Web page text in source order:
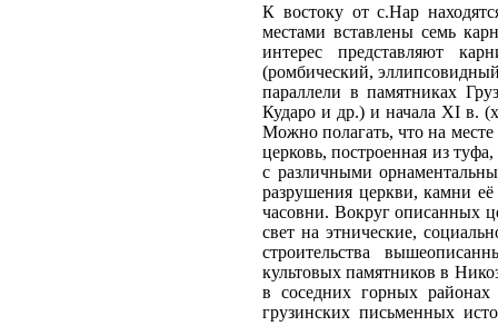
К востоку от с.Нар
местами вставлены семь
интерес представляют
(ромбический,
параллели в памятниках
Кударо и др.) и начала XI в.
Можно полагать, что на
церковь, построенная из
с различными
разрушения церкви, камни
часовни. Вокруг описанных
свет на этнические,
строительства
культовых памятников в
в соседних горных
грузинских письменных